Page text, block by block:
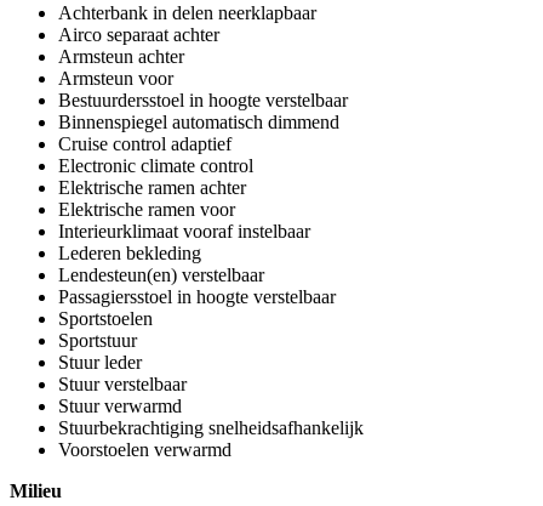
Achterbank in delen neerklapbaar
Airco separaat achter
Armsteun achter
Armsteun voor
Bestuurdersstoel in hoogte verstelbaar
Binnenspiegel automatisch dimmend
Cruise control adaptief
Electronic climate control
Elektrische ramen achter
Elektrische ramen voor
Interieurklimaat vooraf instelbaar
Lederen bekleding
Lendesteun(en) verstelbaar
Passagiersstoel in hoogte verstelbaar
Sportstoelen
Sportstuur
Stuur leder
Stuur verstelbaar
Stuur verwarmd
Stuurbekrachtiging snelheidsafhankelijk
Voorstoelen verwarmd
Milieu